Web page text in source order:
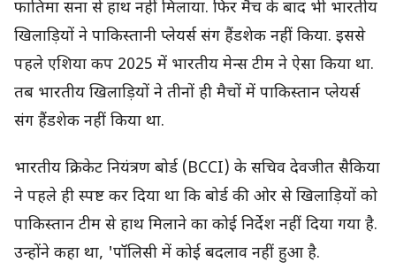
फातिमा सना से हाथ नहीं मिलाया. फिर मैच के बाद भी भारतीय
खिलाड़ियों ने पाकिस्तानी प्लेयर्स संग हैंडशेक नहीं किया. इससे
पहले एशिया कप 2025 में भारतीय मेन्स टीम ने ऐसा किया था.
तब भारतीय खिलाड़ियों ने तीनों ही मैचों में पाकिस्तान प्लेयर्स
संग हैंडशेक नहीं किया था.
भारतीय क्रिकेट नियंत्रण बोर्ड (BCCI) के सचिव देवजीत सैकिया
ने पहले ही स्पष्ट कर दिया था कि बोर्ड की ओर से खिलाड़ियों को
पाकिस्तान टीम से हाथ मिलाने का कोई निर्देश नहीं दिया गया है.
उन्होंने कहा था, 'पॉलिसी में कोई बदलाव नहीं हुआ है.